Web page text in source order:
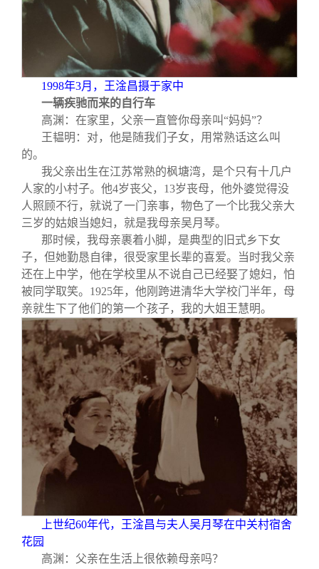
1998年3月，王淦昌摄于家中
一辆疾驰而来的自行车
高渊：在家里，父亲一直管你母亲叫“妈妈”？
王韫明：对，他是随我们子女，用常熟话这么叫
的。
我父亲出生在江苏常熟的枫塘湾，是个只有十几户
人家的小村子。他4岁丧父，13岁丧母，他外婆觉得没
人照顾不行，就说了一门亲事，物色了一个比我父亲大
三岁的姑娘当媳妇，就是我母亲吴月琴。
那时候，我母亲裹着小脚，是典型的旧式乡下女
子，但她勤恳自律，很受家里长辈的喜爱。当时我父亲
还在上中学，他在学校里从不说自己已经娶了媳妇，怕
被同学取笑。1925年，他刚跨进清华大学校门半年，母
亲就生下了他们的第一个孩子，我的大姐王慧明。
上世纪60年代，王淦昌与夫人吴月琴在中关村宿舍
花园
高渊：父亲在生活上很依赖母亲吗？